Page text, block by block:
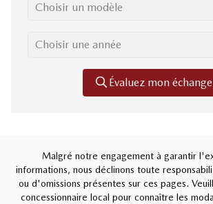
Choisir un modèle
Choisir une année
Évaluez mon
Malgré notre engagement à garantir
informations, nous déclinons toute
ou d'omissions présentes sur ces pages.
concessionnaire local pour connaître les